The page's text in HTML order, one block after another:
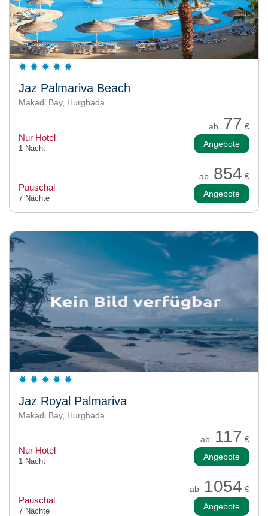
Jaz Palmariva Beach
Makadi Bay, Hurghada
ab 77 €
Nur Hotel
1 Nacht Angebote
ab 854 €
Pauschal
7 Nächte Angebote
Jaz Royal Palmariva
Makadi Bay, Hurghada
ab 117 €
Nur Hotel
1 Nacht Angebote
ab 1054 €
Pauschal
7 Nächte Angebote